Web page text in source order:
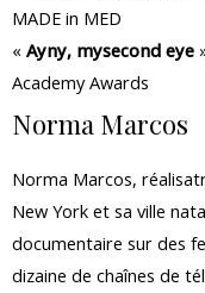
MADE in MED
« Ayny, mysecond eye
Academy Awards
Norma Marcos
Norma Marcos,
New York et sa ville
documentaire sur des
dizaine de chaînes de